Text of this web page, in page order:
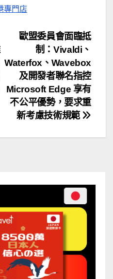
專門店
歐盟委員會面臨抵
制：Vivaldi、
Waterfox、Wavebox
及開發者聯名指控
Microsoft Edge 享有
不公平優勢，要求重
新考慮技術規範